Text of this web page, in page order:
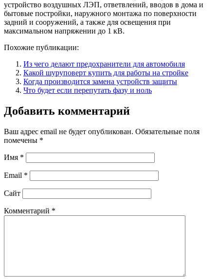
устройство воздушных ЛЭП, ответвлений, вводов в дома и
бытовые постройки, наружного монтажа по поверхности
задний и сооружений, а также для освещения при
максимальном напряжении до 1 кВ.
Похожие публикации:
Из чего делают предохранители для автомобиля
Какой шуруповерт купить для работы на стройке
Когда производится замена устройств защиты
Что будет если перепутать фазу и ноль
Добавить комментарий
Ваш адрес email не будет опубликован. Обязательные поля
помечены *
Имя *
Email *
Сайт
Комментарий *